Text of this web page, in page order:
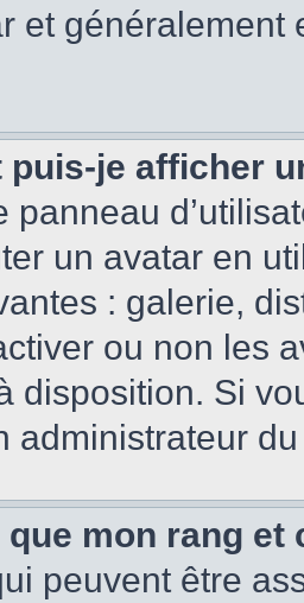
et
puis-je afficher
panneau
un avatar en
: galerie,
ou non les
disposition. Si
administrateur
que mon rang
peuvent être